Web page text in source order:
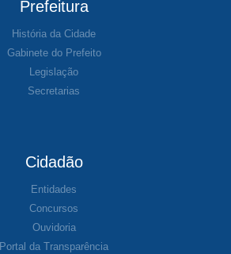
Prefeitura
História da Cidade
Gabinete do Prefeito
Legislação
Secretarias
Cidadão
Entidades
Concursos
Ouvidoria
Portal da Transparência